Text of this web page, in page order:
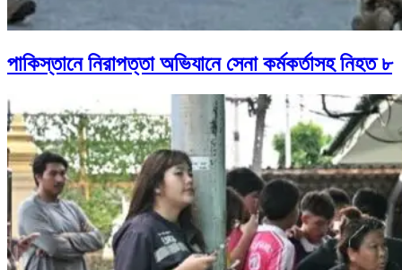
পাকিস্তানে নিরাপত্তা অভিযানে সেনা কর্মকর্তাসহ নিহত ৮